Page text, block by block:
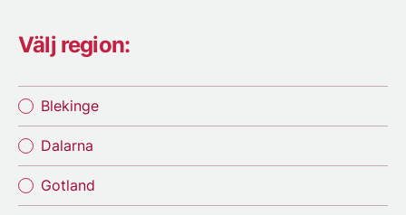
Välj region:
Blekinge
Dalarna
Gotland